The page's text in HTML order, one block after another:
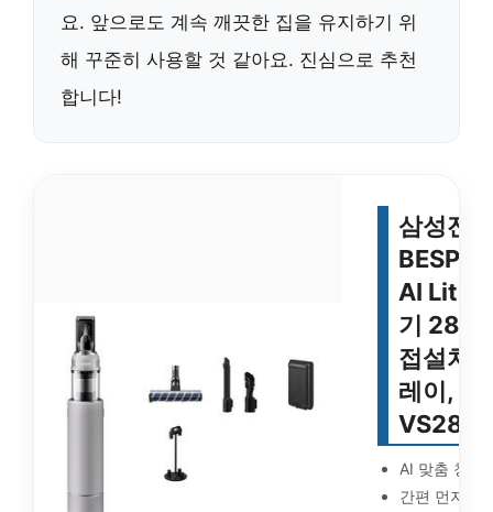
요. 앞으로도 계속 깨끗한 집을 유지하기 위
해 꾸준히 사용할 것 같아요. 진심으로 추천
합니다!
삼성전
AI Lite
기
접설치,
레이,
AI 맞춤 청정
간편 먼지 비